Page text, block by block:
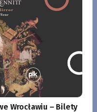
Wrocławiu – Bilety